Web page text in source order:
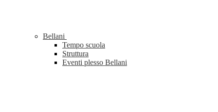
Bellani
Tempo scuola
Struttura
Eventi plesso Bellani